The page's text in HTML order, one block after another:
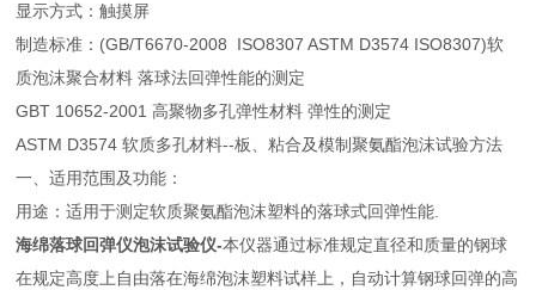
显示方式：触摸屏
制造标准：(GB/T6670-2008 ISO8307 ASTM D3574 ISO8307)软
质泡沫聚合材料 落球法回弹性能的测定
GBT 10652-2001 高聚物多孔弹性材料 弹性的测定
ASTM D3574 软质多孔材料--板、粘合及模制聚氨酯泡沫试验方法
一、适用范围及功能：
用途：适用于测定软质聚氨酯泡沫塑料的落球式回弹性能.
海绵落球回弹仪泡沫试验仪-本仪器通过标准规定直径和质量的钢球
在规定高度上自由落在海绵泡沫塑料试样上，自动计算钢球回弹的高